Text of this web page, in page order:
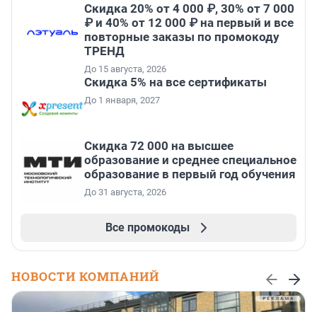
Скидка 20% от 4 000 ₽, 30% от 7 000
₽ и 40% от 12 000 ₽ на первый и все
повторные заказы по промокоду
ТРЕНД
До 15 августа, 2026
Скидка 5% на все сертификаты
До 1 января, 2027
Скидка 72 000 на высшее
образование и среднее специальное
образование в первый год обучения
До 31 августа, 2026
Все промокоды
НОВОСТИ КОМПАНИЙ